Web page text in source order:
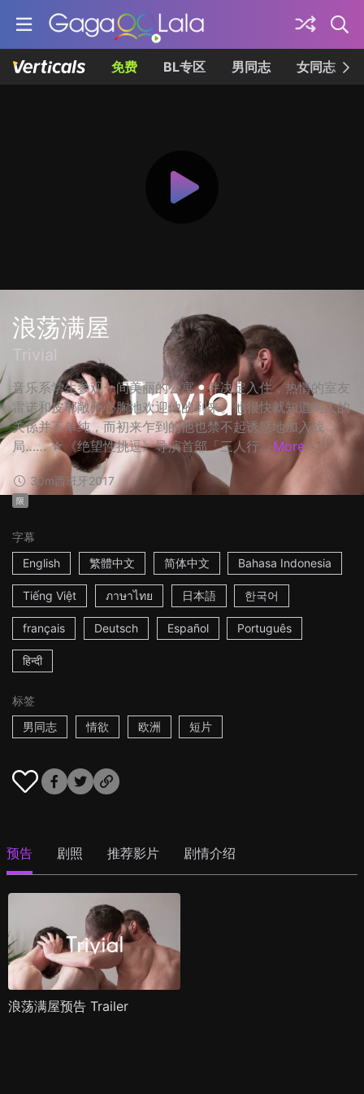
免费 BL专区 男同志 女同志
浪荡满屋
Trivial
音乐系学生参观一间美丽的公寓，并决定入住，热情的室友
雷诺和皮耶敞开心胸地欢迎他的到来。他很快就知道两人的
关係并不单纯，而初来乍到的他也禁不起诱惑地加入战
局…… ☆《绝望性挑逗》导演首部「三人行... More
30m西班牙2017
限
字幕
English
繁體中文 简体中文 Bahasa Indonesia
Tiếng Việt ภาษาไทย 日本語 한국어
français Deutsch Español Português
हिन्दी
标签
男同志
情欲 欧洲 短片
预告 剧照 推荐影片 剧情介绍
浪荡满屋预告 Trailer